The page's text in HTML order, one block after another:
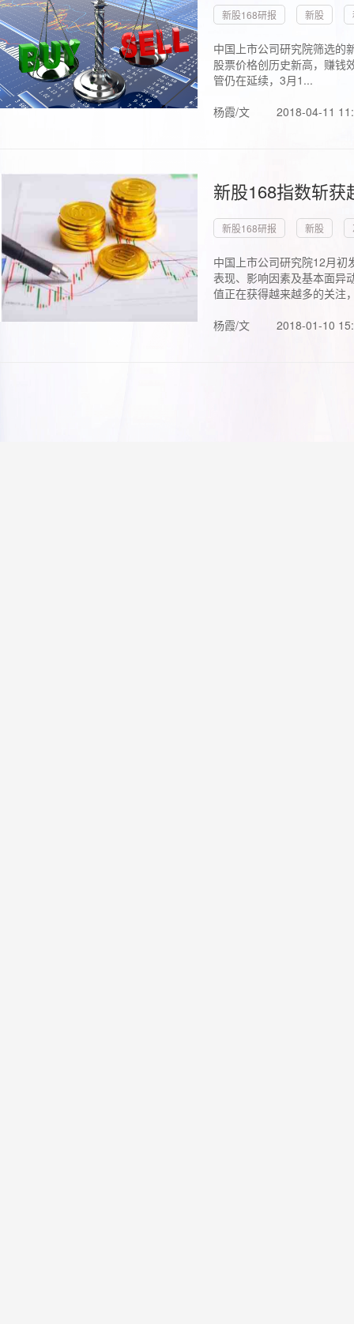
新股168研报 新股
中国上市公司研究院筛选的
股票价格创历史新高，赚钱
管仍在延续，3月1...
杨霞/文
2018-04-11
新股168指数斩
新股168研报 新股
中国上市公司研究院12月初
表现、影响因素及基本面异
值正在获得越来越多的关注
杨霞/文
2018-01-10